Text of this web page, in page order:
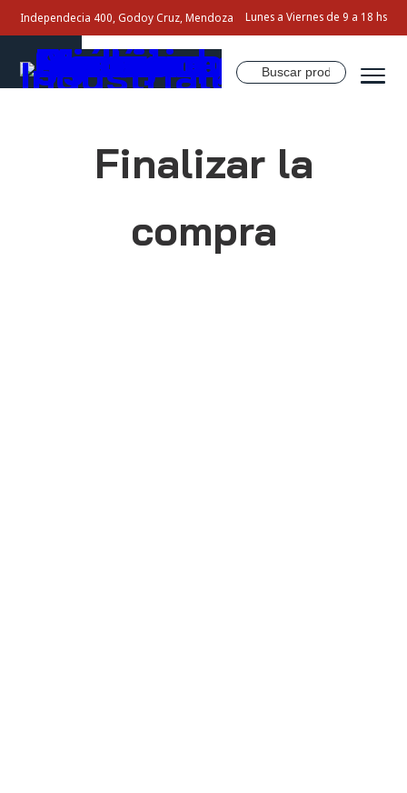
Independecia 400, Godoy Cruz, Mendoza Lunes a Viernes de 9 a 18 hs
Buscar
Nosotros
Finalizar la
compra